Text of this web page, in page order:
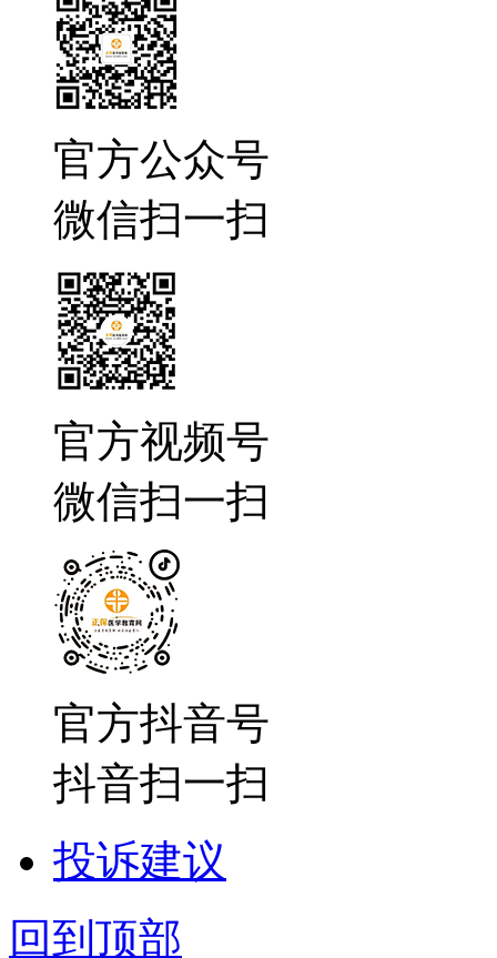
官方公众号
微信扫一扫
官方视频号
微信扫一扫
官方抖音号
抖音扫一扫
投诉建议
回到顶部